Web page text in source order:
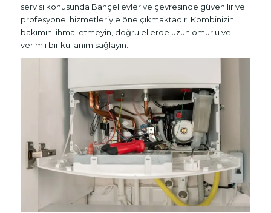
servisi konusunda Bahçelievler ve çevresinde güvenilir ve
profesyonel hizmetleriyle öne çıkmaktadır. Kombinizin
bakımını ihmal etmeyin, doğru ellerde uzun ömürlü ve
verimli bir kullanım sağlayın.